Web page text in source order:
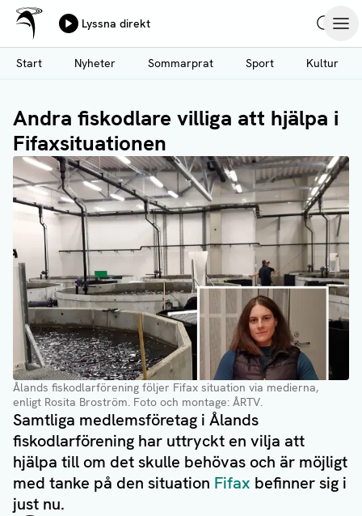
Hoppa
till
huvudinnehåll
Ålands Radio & TV
Lyssna direkt
Start
Nyheter Sommarprat Sport Kultur
Andra fiskodlare villiga att hjälpa i
Fifaxsituationen
Ålands fiskodlarförening följer Fifax situation via medierna,
enligt Rosita Broström. Foto och montage: ÅRTV.
Samtliga medlemsföretag i Ålands
fiskodlarförening har uttryckt en vilja att
hjälpa till om det skulle behövas och är möjligt
med tanke på den situation Fifax befinner sig i
just nu.